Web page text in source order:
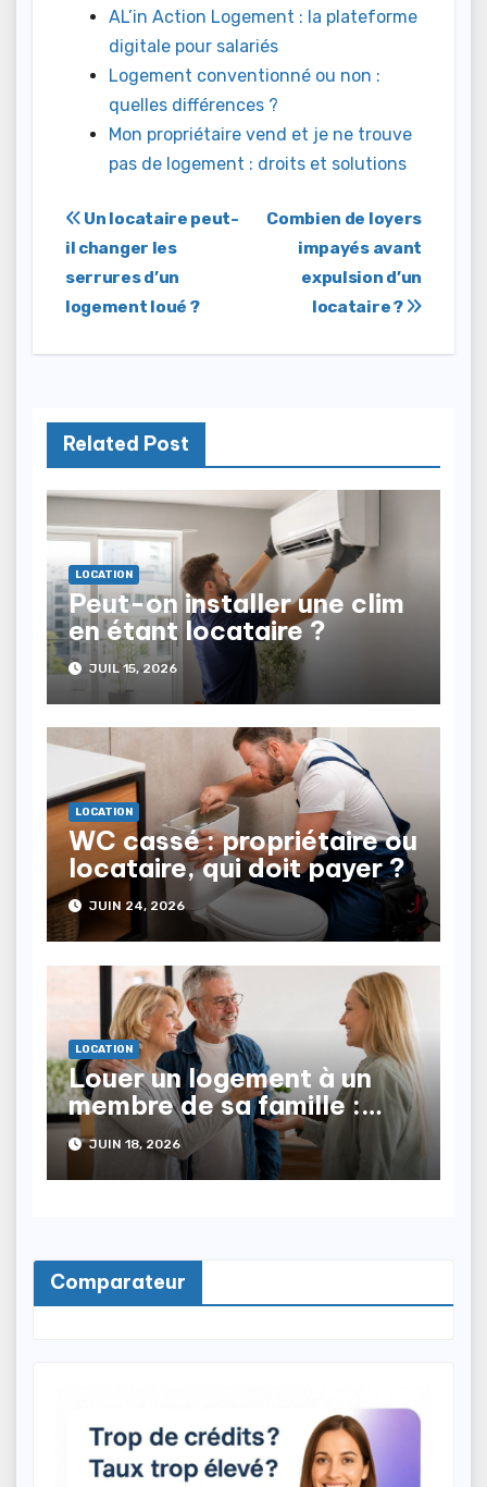
AL’in Action Logement : la plateforme
digitale pour salariés
Logement conventionné ou non :
quelles différences ?
Mon propriétaire vend et je ne trouve
pas de logement : droits et solutions
Navigation
de
l’article
Combien de loyers
impayés avant
expulsion d’un
locataire ?
Un locataire peut-
il changer les
serrures d’un
logement loué ?
Related Post
LOCATION
Peut-on installer une clim
en étant locataire ?
JUIL 15, 2026
LOCATION
WC cassé : propriétaire ou
locataire, qui doit payer ?
JUIN 24, 2026
LOCATION
Louer un logement à un
membre de sa famille :
quelles sont les règles ?
JUIN 18, 2026
Comparateur